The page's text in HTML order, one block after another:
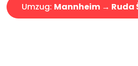
Umzug: Mannheim → Ruda